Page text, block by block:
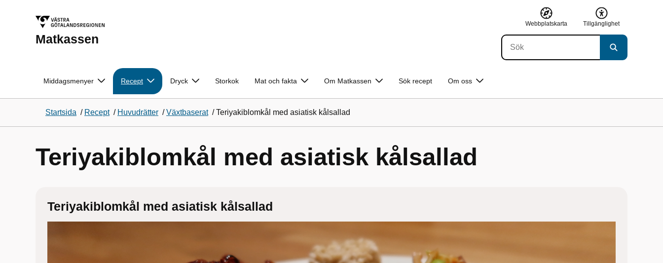
Matkassen
Webbplatskarta Tillgänglighet
Middagsmenyer Recept Dryck Storkok Mat och fakta Om Matkassen Sök recept Om oss
Startsida / Recept / Huvudrätter /Växtbaserat /Teriyakiblomkål med asiatisk kålsallad
Teriyakiblomkål med asiatisk kålsallad
Teriyakiblomkål med asiatisk kålsallad